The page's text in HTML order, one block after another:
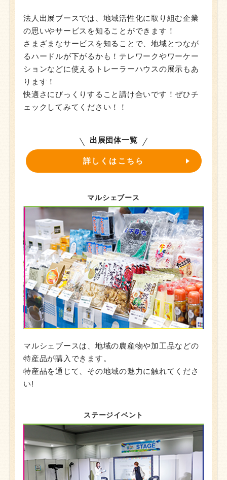
法人出展ブースでは、地域活性化に取り組む企業
の思いやサービスを知ることができます！
さまざまなサービスを知ることで、地域とつなが
るハードルが下がるかも！テレワークやワーケー
ションなどに使えるトレーラーハウスの展示もあ
ります！
快適さにびっくりすること請け合いです！ぜひチ
ェックしてみてください！！
出展団体一覧
詳しくはこちら
マルシェブース
マルシェブースは、地域の農産物や加工品などの
特産品が購入できます。
特産品を通じて、その地域の魅力に触れてくださ
い!
ステージイベント